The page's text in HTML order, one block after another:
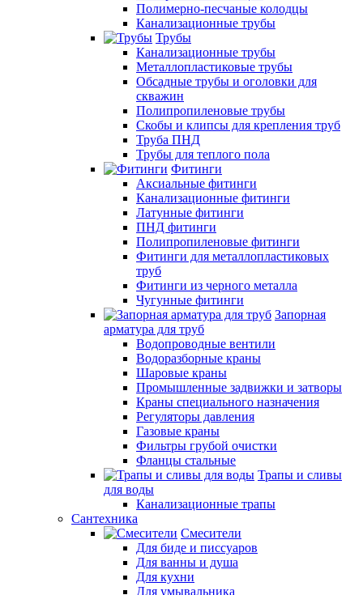
Полимерно-песчаные колодцы
Канализационные трубы
Трубы
Канализационные трубы
Металлопластиковые трубы
Обсадные трубы и оголовки для
скважин
Полипропиленовые трубы
Скобы и клипсы для крепления труб
Труба ПНД
Трубы для теплого пола
Фитинги
Аксиальные фитинги
Канализационные фитинги
Латунные фитинги
ПНД фитинги
Полипропиленовые фитинги
Фитинги для металлопластиковых
труб
Фитинги из черного металла
Чугунные фитинги
Запорная
арматура для труб
Водопроводные вентили
Водоразборные краны
Шаровые краны
Промышленные задвижки и затворы
Краны специального назначения
Регуляторы давления
Газовые краны
Фильтры грубой очистки
Фланцы стальные
Трапы и сливы
для воды
Канализационные трапы
Сантехника
Смесители
Для биде и писсуаров
Для ванны и душа
Для кухни
Для умывальника